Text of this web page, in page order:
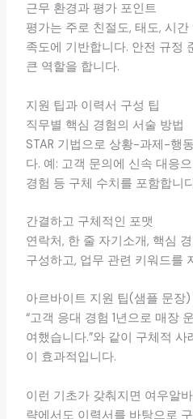
근무 환경과 평가 포인트
평가는 주로 친절도, 태도, 시
족도에 기반합니다. 안전 규정
큰 역할을 합니다.
지원 팁과 이력서 구성 팁
직무별 핵심 경험의 서술 방법
STAR 기법으로 상황-과제-행
다. 예: 고객 문의에 신속 대응
경험 등 구체 수치를 포함합니
간결하고 구체적인 포맷
연락처, 한 줄 자기소개, 핵심
구성하고, 업무 관련 키워드를
아르바이트 지원 팁(샘플 문장)
“고객 응대 경험 1년으로 매장
여했습니다.”와 같이 구체적
이 효과적입니다.
이런 기초가 갖춰지면 여우알
략에서도 이력서를 바탕으로